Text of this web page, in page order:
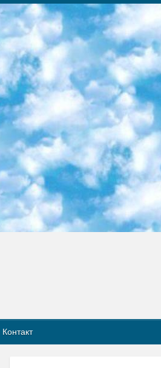
можно скачивать в PDF-формате. 4. ITMOcourses Онлайн-площадка Санкт-Петербургского национального исследовательского университета информационных технологий, механики и оптики (ИТМО). Ресурс предоставляет свободный доступ к курсам, разработанным в этом вузе. Каталог материалов разбит на четыре категории: «Оптические системы и технологии», «Приборостроение и робототехника», «Информационные технологии» и «Биотехнологии». Курсы состоят из видеолекций, интерактивных демонстраций и заданий. 5. «КиберЛенинка» Электронная научная библиотека открытого доступа. Каталог площадки регулярно обрастает текстами статей из различных научных изданий. Сгруппированные по журналам и рубрикам публикации можно читать онлайн или скачивать целиком в PDF-формате. Проект нацелен на популяризацию науки за счёт открытого доступа к качественной информации. 6. «ПостНаука» На этом ресурсе публикуют подборки видеолекций, составленные экспертами из разных отраслей и объединённые общими темами. Среди них, к примеру, есть серии «Биоинформатика и геномика», «Культура средневековой Скандинавии» и Cinema Studies о теории кино. Каждая подборка лекций — логически связанная история, рассказанная экспертом от первого лица. Кроме того, на сайте появляются научно-образовательные статьи и тесты на разные темы. 7. «Newочём» Команда проекта «Newочём» отбирает самые интересные тексты из англоязычных СМИ и переводит те из них, за которые голосуют участники сообщества «ВКонтакте». По большей части это научно-популярные статьи. Редакторы придумывают лишь заголовки, в остальном содержание переводов соответствует оригиналам. Полные тексты можно читать прямо в социальной сети. 8. InternetUrok Онлайн-база материалов по основным дисциплинам школьной программы. Информация на сайте структурирована по классам, предметам и темам (урокам). Каждый урок состоит из видеолекций и конспектов. Есть также интерактивные тренажёры и тесты для закрепления пройденного материала. Даже если вы давно окончили школу, возможность повторить программу старших классов всегда может пригодиться. 9. Edutainme Ещё один ресурс об образовании. В отличие от Newtonew, как мне кажется, Edutainme больше ориентируется на представителей индустрии: педагогов, предпринимателей, разработчиков образовательных проектов. Но и любой, кто просто стремится к саморазвитию, найдёт на сайте много полезного и интересного для себя. Например, информацию о новых курсах и образовательных сервисах. 10. Newtonew Онлайн-медиа об образовании и обучении в широком смысле. Авторы Newtonew пишут об инструментах, заведениях, тактиках и стратегиях, которые помогают учить других и получать новые знания самостоятельно. На этой площадке вы найдёте новости, обзоры, аналитические мат
Контакт